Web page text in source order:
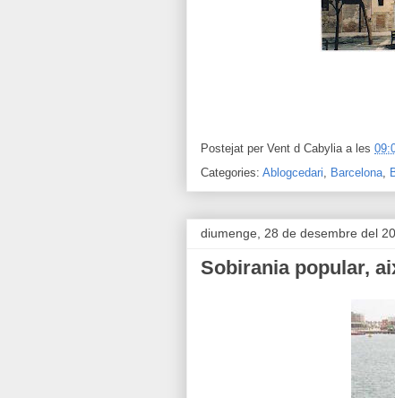
Postejat per Vent d Cabylia a les
Categories: Ablogcedari, Barcelona,
diumenge, 28 de desembre del
Sobirania popular,